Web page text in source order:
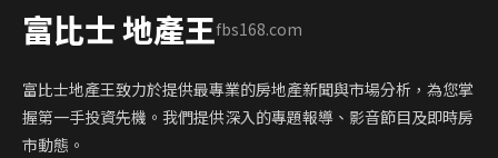
富比士 地產王fbs168.com
富比士地產王致力於提供最專業的房地產新聞與市場分析，為您掌
握第一手投資先機。我們提供深入的專題報導、影音節目及即時房
市動態。